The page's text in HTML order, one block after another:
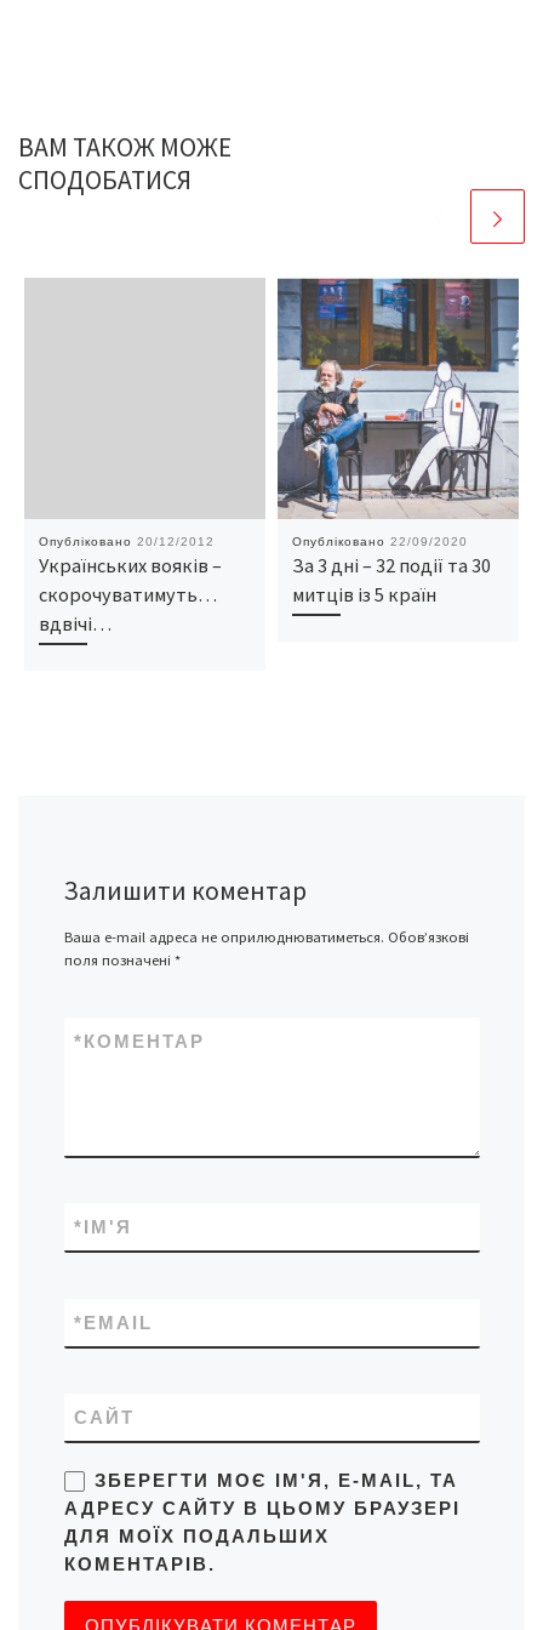
ВАМ ТАКОЖ МОЖЕ
СПОДОБАТИСЯ
Опубліковано 20/12/2012
Українських вояків –
скорочуватимуть…
вдвічі…
Опубліковано 22/09/2020
За 3 дні – 32 події та 30
митців із 5 країн
Залишити коментар
Ваша e-mail адреса не оприлюднюватиметься. Обов’язкові
поля позначені *
КОМЕНТАР
*
ІМ'Я
*
EMAIL
*
САЙТ
ЗБЕРЕГТИ МОЄ ІМ'Я, E-MAIL, ТА
АДРЕСУ САЙТУ В ЦЬОМУ БРАУЗЕРІ
ДЛЯ МОЇХ ПОДАЛЬШИХ
КОМЕНТАРІВ.